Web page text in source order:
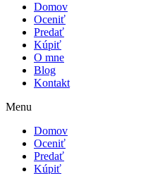
Domov
Oceniť
Predať
Kúpiť
O mne
Blog
Kontakt
Menu
Domov
Oceniť
Predať
Kúpiť